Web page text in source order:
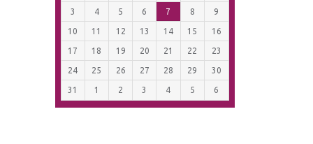
3 4 5 6 7 8 9
10 11 12 13 14 15 16
17 18 19 20 21 22 23
24 25 26 27 28 29 30
31 1 2 3 4 5 6